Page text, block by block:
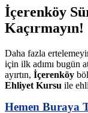
İçerenköy
Kaçırmayın!
Daha fazla
için ilk adımı bugün
ayırtın, İçerenköy
Ehliyet Kursu ile
Hemen Buraya